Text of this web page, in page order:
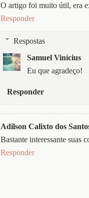
O artigo foi muito útil, era
Responder
Respostas
Samuel Vinícius
Eu que agradeço!
Responder
Adilson Calixto dos
Bastante interessante suas
Responder